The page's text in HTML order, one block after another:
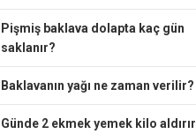
Pişmiş baklava dolapta kaç gün
saklanır?
Baklavanın yağı ne zaman verilir?
Günde 2 ekmek yemek kilo aldırır